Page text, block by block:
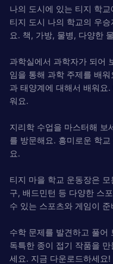
나의 도시에 있는 티지 학
티지 도시 나의 학교의 우
요. 책, 가방, 물병, 다양한
과학실에서 과학자가 되어
임을 통해 과학 주제를 배
과 태양계에 대해서 배워요
워요.
지리학 수업을 마스터해 보
를 방문해요. 흥미로운 학
요.
티지 마을 학교 운동장은
구, 배드민턴 등 다양한 스
수 있는 스포츠와 게임이
수학 문제를 발견하고 풀어
독특한 종이 접기 작품을
세요. 지금 다운로드하세요!